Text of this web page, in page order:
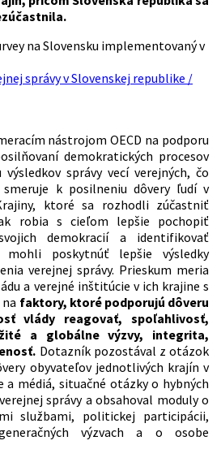
na Slovensku implementovaný v
správy v Slovenskej republike /
nástrojom OECD na podporu
demokratických procesov
správy vecí verejných, čo
k posilneniu dôvery ľudí v
ktoré sa rozhodli zúčastniť
robia s cieľom lepšie pochopiť
demokracií a identifikovať
poskytnúť lepšie výsledky
verejnej správy. Prieskum meria
a verejné inštitúcie v ich krajine s
faktory, ktoré podporujú dôveru
vlády reagovať, spoľahlivosť,
a globálne výzvy, integrita,
Dotazník pozostával z otázok
obyvateľov jednotlivých krajín v
médiá, situačné otázky o hybných
správy a obsahoval moduly o
službami, politickej participácii,
výzvach a o osobe